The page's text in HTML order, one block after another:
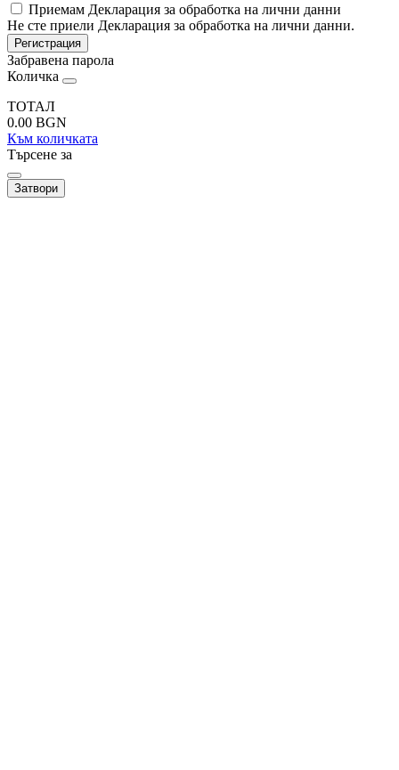
Приемам Декларация за обработка на лични данни
Не сте приели Декларация за обработка на лични данни.
Регистрация
Забравена парола
Количка
ТОТАЛ
0.00 BGN
Към количката
Търсене за
Затвори